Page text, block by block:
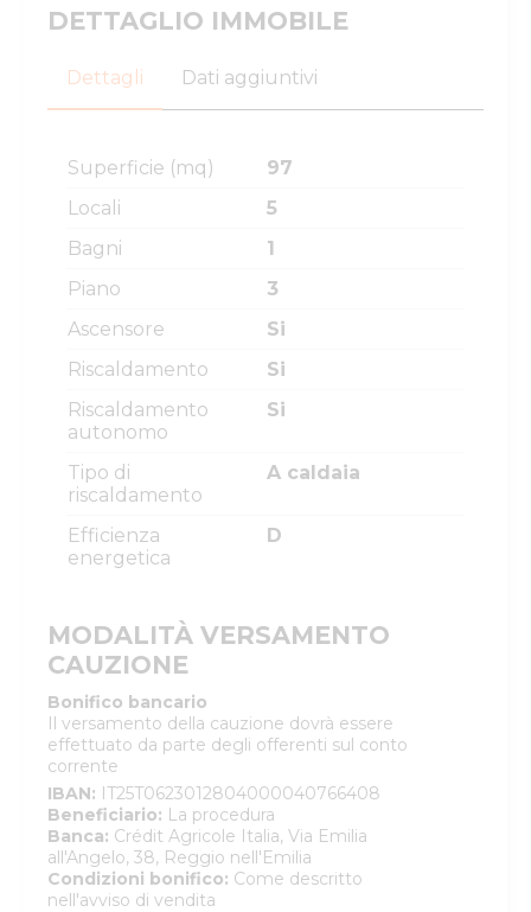
DETTAGLIO IMMOBILE
Dettagli Dati aggiuntivi
Superficie (mq)
97
Locali
5
Bagni
1
Piano
3
Ascensore
Si
Riscaldamento
Si
Riscaldamento
autonomo
Si
Tipo di
riscaldamento
A caldaia
Efficienza
energetica
D
MODALITÀ VERSAMENTO
CAUZIONE
Bonifico bancario
Il versamento della cauzione dovrà essere
effettuato da parte degli offerenti sul conto
corrente
IBAN: IT25T0623012804000040766408
Beneficiario: La procedura
Banca: Crédit Agricole Italia, Via Emilia
all'Angelo, 38, Reggio nell'Emilia
Condizioni bonifico: Come descritto
nell'avviso di vendita